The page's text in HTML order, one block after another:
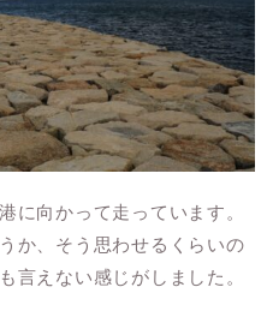
に向かって走っています。
か、そう思わせるくらいの
言えない感じがしました。